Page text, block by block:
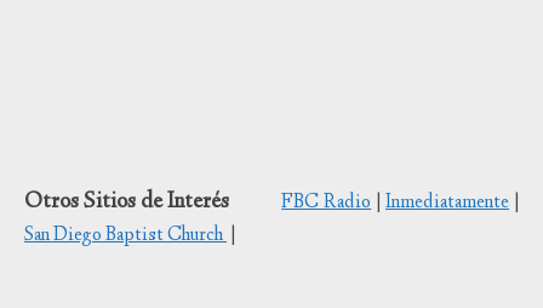
Otros Sitios de Interés FBC Radio|Inmediatamente
San Diego Baptist Church